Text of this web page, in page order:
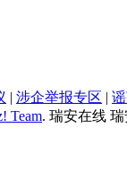
| 涉企举报专区 |
Team. 瑞安在线